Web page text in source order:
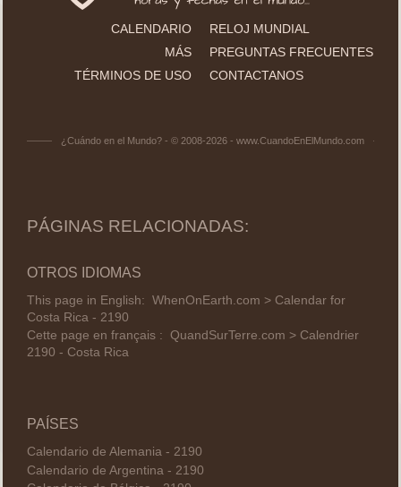
CALENDARIO
RELOJ MUNDIAL
MÁS
PREGUNTAS FRECUENTES
TÉRMINOS DE USO
CONTACTANOS
¿Cuándo en el Mundo? - © 2008-2026 - www.CuandoEnElMundo.com
PÁGINAS RELACIONADAS:
OTROS IDIOMAS
This page in English: WhenOnEarth.com > Calendar for
Costa Rica - 2190
Cette page en français : QuandSurTerre.com > Calendrier
2190 - Costa Rica
PAÍSES
Calendario de Alemania - 2190
Calendario de Argentina - 2190